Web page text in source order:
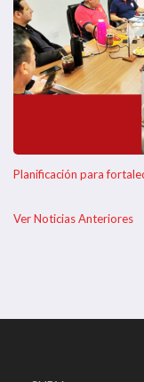
Planificación para
Ver Noticias Anteriores